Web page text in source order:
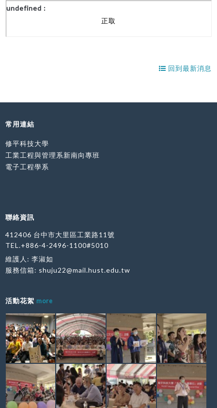
正取
回到最新消息
常用連結
修平科技大學
工業工程與管理系新南向專班
電子工程學系
聯絡資訊
412406 台中市大里區工業路11號
TEL.+886-4-2496-1100#5010
維護人: 李淑如
服務信箱: shuju22@mail.hust.edu.tw
活動花絮 more